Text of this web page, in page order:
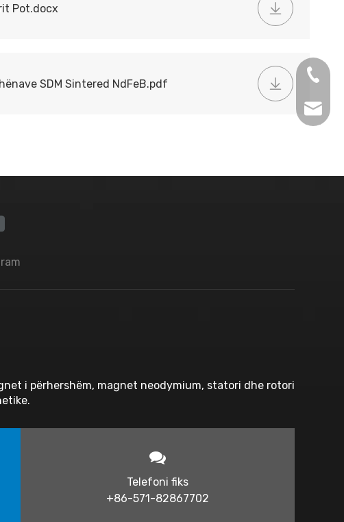
Pot.docx
SDM Sintered NdFeB.pdf
+86-
i përhershëm, magnet neodymium, statori dhe rotori
Telefoni fiks
+86-571-82867702